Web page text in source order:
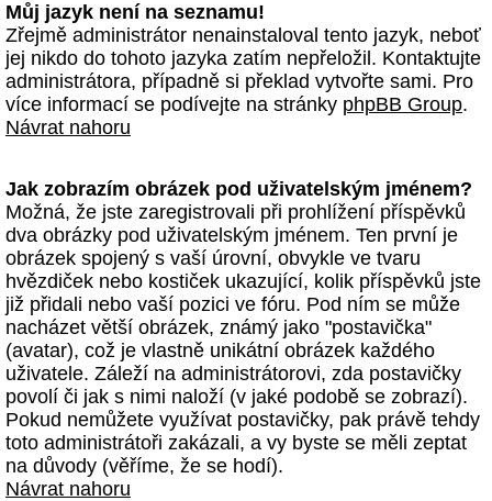
Můj jazyk není na seznamu!
Zřejmě administrátor nenainstaloval tento jazyk, neboť
jej nikdo do tohoto jazyka zatím nepřeložil. Kontaktujte
administrátora, případně si překlad vytvořte sami. Pro
více informací se podívejte na stránky phpBB Group.
Návrat nahoru
Jak zobrazím obrázek pod uživatelským jménem?
Možná, že jste zaregistrovali při prohlížení příspěvků
dva obrázky pod uživatelským jménem. Ten první je
obrázek spojený s vaší úrovní, obvykle ve tvaru
hvězdiček nebo kostiček ukazující, kolik příspěvků jste
již přidali nebo vaší pozici ve fóru. Pod ním se může
nacházet větší obrázek, známý jako "postavička"
(avatar), což je vlastně unikátní obrázek každého
uživatele. Záleží na administrátorovi, zda postavičky
povolí či jak s nimi naloží (v jaké podobě se zobrazí).
Pokud nemůžete využívat postavičky, pak právě tehdy
toto administrátoři zakázali, a vy byste se měli zeptat
na důvody (věříme, že se hodí).
Návrat nahoru